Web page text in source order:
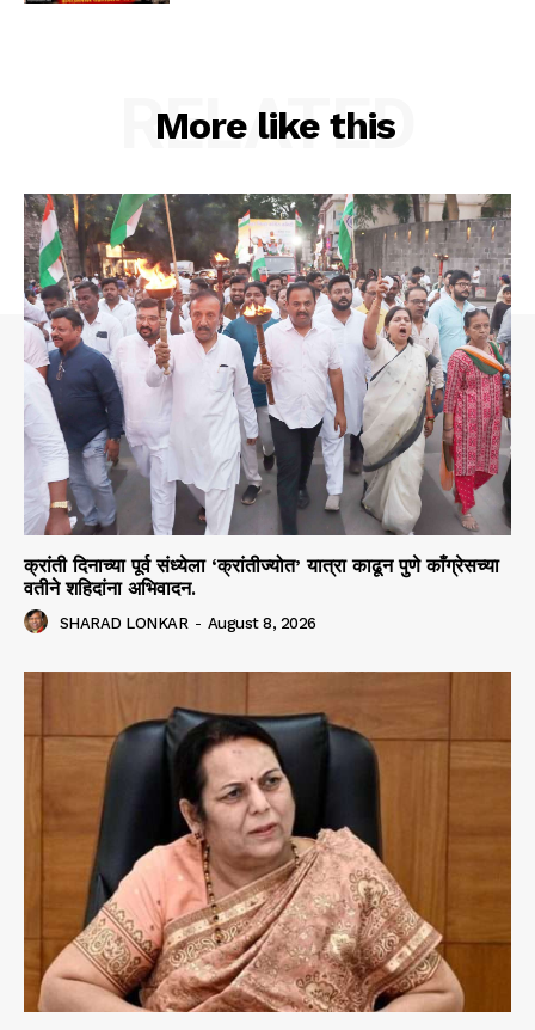
More like this
RELATED
क्रांती दिनाच्या पूर्व संध्येला ‘क्रांतीज्योत’ यात्रा काढून पुणे काँग्रेसच्या
वतीने शहिदांना अभिवादन.
SHARAD LONKAR - August 8, 2026